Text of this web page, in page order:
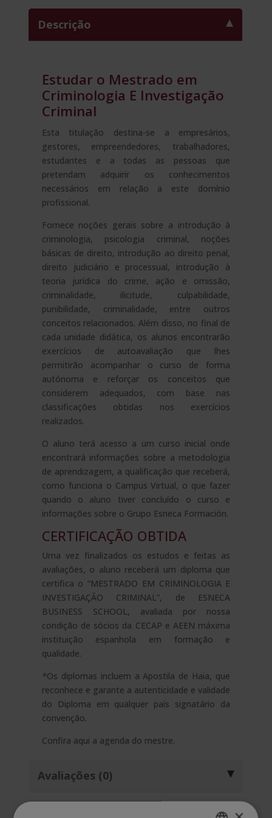
INVESTIGAÇÃO
CRIMINAL
-
PELA
APOSTILA
DA
-
quantidade
Descrição
Estudar o Mestrado em
Criminologia E Investigação
Criminal
Esta titulação destina-se a empresários,
gestores, empreendedores, trabalhadores,
estudantes e a todas as pessoas que
pretendam adquirir os conhecimentos
necessários em relação a este domínio
profissional.
Fornece noções gerais sobre a introdução à
criminologia, psicologia criminal, noções
básicas de direito, introdução ao direito penal,
direito judiciário e processual, introdução à
teoria jurídica do crime, ação e omissão,
criminalidade, ilicitude, culpabilidade,
punibilidade, criminalidade, entre outros
conceitos relacionados. Além disso, no final de
cada unidade didática, os alunos encontrarão
exercícios de autoavaliação que lhes
permitirão acompanhar o curso de forma
autónoma e reforçar os conceitos que
considerem adequados, com base nas
classificações obtidas nos exercícios
realizados.
O aluno terá acesso a um curso inicial onde
encontrará informações sobre a metodologia
de aprendizagem, a qualificação que receberá,
como funciona o Campus Virtual, o que fazer
quando o aluno tiver concluído o curso e
informações sobre o Grupo Esneca Formación.
CERTIFICAÇÃO OBTIDA
Uma vez finalizados os estudos e feitas as
avaliações, o aluno receberá um diploma que
certifica o “MESTRADO EM CRIMINOLOGIA E
INVESTIGAÇÃO CRIMINAL”, de ESNECA
BUSINESS SCHOOL, avaliada por nossa
condição de sócios da CECAP e AEEN máxima
instituição espanhola em formação e
qualidade.
*Os diplomas incluem a Apostila de Haia, que
reconhece e garante a autenticidade e validade
do Diploma em qualquer país signatário da
convenção.
Confira aqui a agenda do mestre.
Avaliações (0)